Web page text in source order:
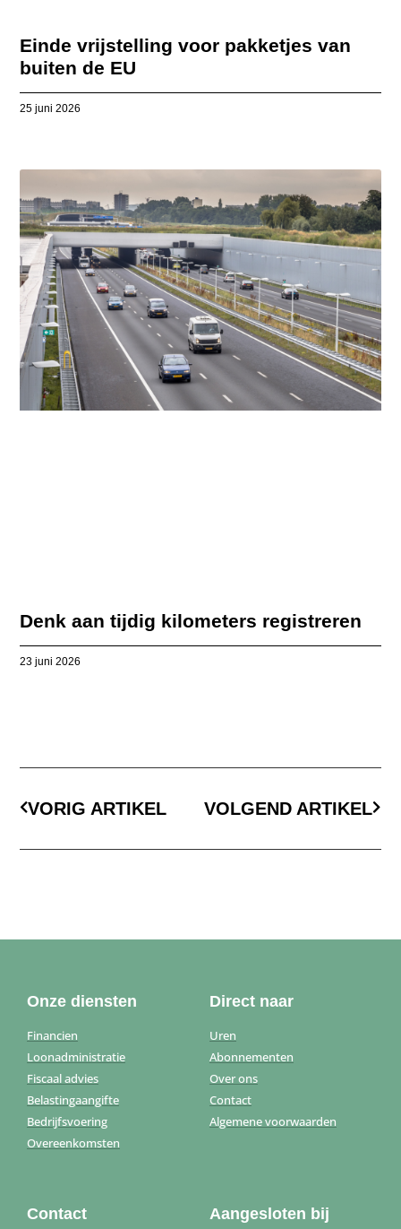
Einde vrijstelling voor pakketjes van
buiten de EU
25 juni 2026
Denk aan tijdig kilometers registreren
23 juni 2026
VORIG ARTIKEL VOLGEND ARTIKEL
Onze diensten
Financien
Loonadministratie
Fiscaal advies
Belastingaangifte
Bedrijfsvoering
Overeenkomsten
Direct naar
Uren
Abonnementen
Over ons
Contact
Algemene voorwaarden
Contact Aangesloten bij